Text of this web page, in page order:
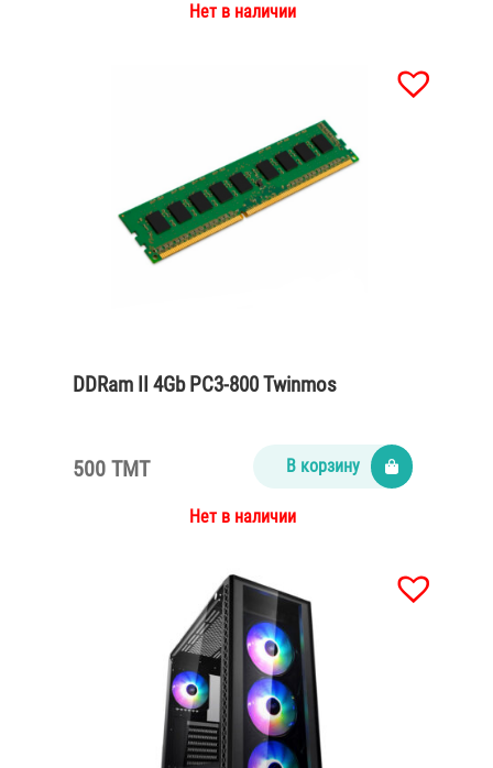
Нет в наличии
DDRam II 4Gb PC3-800 Twinmos
500 TMT В корзину
Нет в наличии